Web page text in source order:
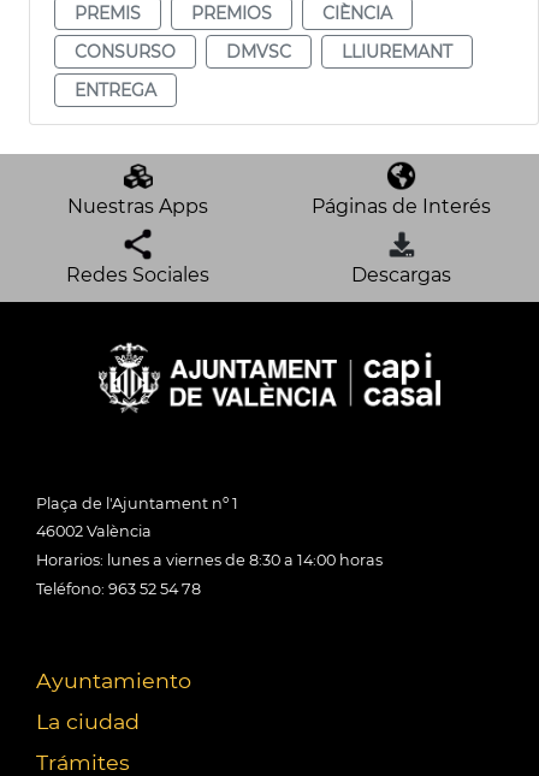
PREMIS
PREMIOS
CIÈNCIA
CONSURSO
DMVSC
LLIUREMANT
ENTREGA
Nuestras Apps Páginas de Interés
Redes Sociales Descargas
Plaça de l'Ajuntament nº 1
46002 València
Horarios: lunes a viernes de 8:30 a 14:00 horas
Teléfono: 963 52 54 78
Ayuntamiento
La ciudad
Trámites